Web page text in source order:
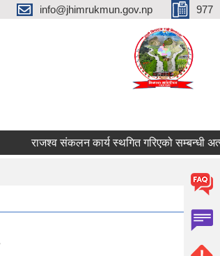
info@jhimrukmun.gov.np 977
राजश्व संकलन कार्य स्थगित गरिएको सम्बन्धी अत्यन्तै